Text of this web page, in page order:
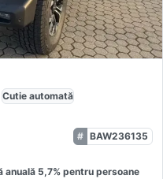
Cutie automată
BAW236135
anuală 5,7% pentru persoane